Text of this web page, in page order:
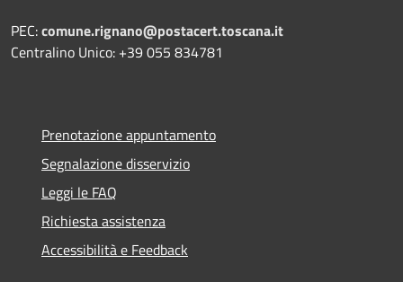
PEC:comune.rignano@postacert.toscana.it
Centralino Unico: +39 055 834781
Prenotazione appuntamento
Segnalazione disservizio
Leggi le FAQ
Richiesta assistenza
Accessibilità e Feedback